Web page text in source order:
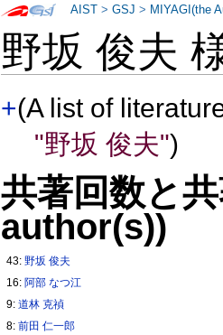
野坂 俊夫
+(A list of
"野坂 俊夫")
共著回数と
author(s))
43:野坂 俊夫
16: 阿部 なつ江
9:道林 克禎
8:前田 仁一郎
AIST >GSJ > MIYAGI(the